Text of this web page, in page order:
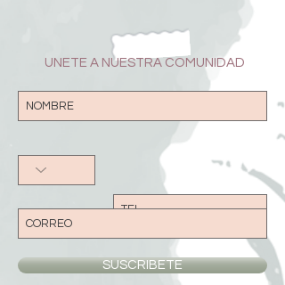
UNETE A NUESTRA COMUNIDAD
SUSCRIBETE